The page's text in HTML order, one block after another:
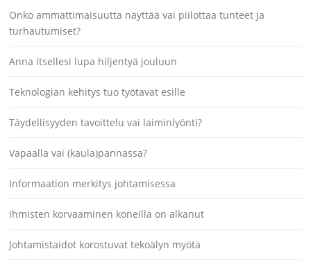
Onko ammattimaisuutta näyttää vai piilottaa tunteet ja
turhautumiset?
Anna itsellesi lupa hiljentyä jouluun
Teknologian kehitys tuo työtavat esille
Täydellisyyden tavoittelu vai laiminlyönti?
Vapaalla vai (kaula)pannassa?
Informaation merkitys johtamisessa
Ihmisten korvaaminen koneilla on alkanut
Johtamistaidot korostuvat tekoälyn myötä